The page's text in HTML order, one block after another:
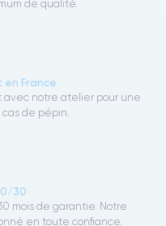
de qualité.
en France
avec notre atelier pour une
de pépin.
30
mois de garantie. Notre
en toute confiance.